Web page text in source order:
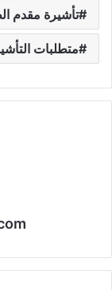
تأشيرة مقدم
متطلبات